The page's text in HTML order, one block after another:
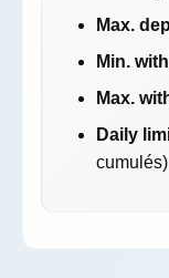
Max.
Min.
Max.
Daily
cumulés)